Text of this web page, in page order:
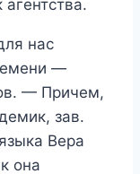
нас
—
— Причем,
зав.
Вера
она